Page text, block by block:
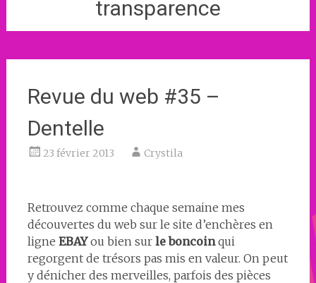
transparence
Revue du web #35 –
Dentelle
23 février 2013 Crystila
Retrouvez comme chaque semaine mes
découvertes du web sur le site d’enchères en
ligne EBAYou bien sur le boncoinqui
regorgent de trésors pas mis en valeur. On peut
y dénicher des merveilles, parfois des pièces